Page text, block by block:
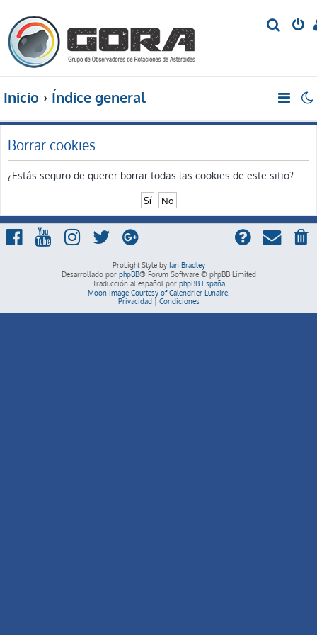
r
Inicio Índice general
Borrar cookies
¿Estás seguro de querer borrar todas las cookies de este sitio?
ProLight Style by Ian Bradley
Desarrollado por phpBB® Forum Software © phpBB Limited
Traducción al español por phpBB España
Moon Image Courtesy of Calendrier Lunaire.
Privacidad| Condiciones